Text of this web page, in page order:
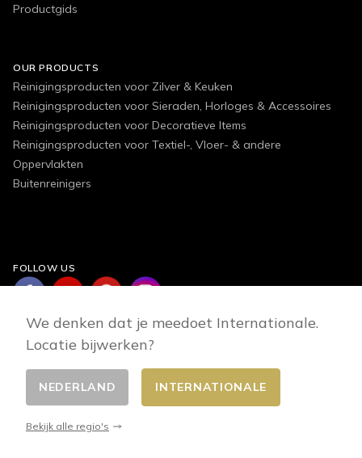
Productgids
OUR PRODUCTS
Reinigingsproducten voor Zilver & Keuken
Reinigingsproducten voor Sieraden, Horloges & Accessoires
Reinigingsproducten voor Decoratieve Items
Reinigingsproducten voor Textiel-, Vloer- & andere
Oppervlakten
Buitenreinigers
FOLLOW US
Wisselaar betaalt
We denken dat je meedoet Internationale.
Locatie bijwerken?
NEDERLAND INTERNATIONALE
Bekijk alle regio's